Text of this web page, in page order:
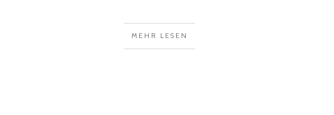
MEHR LESEN